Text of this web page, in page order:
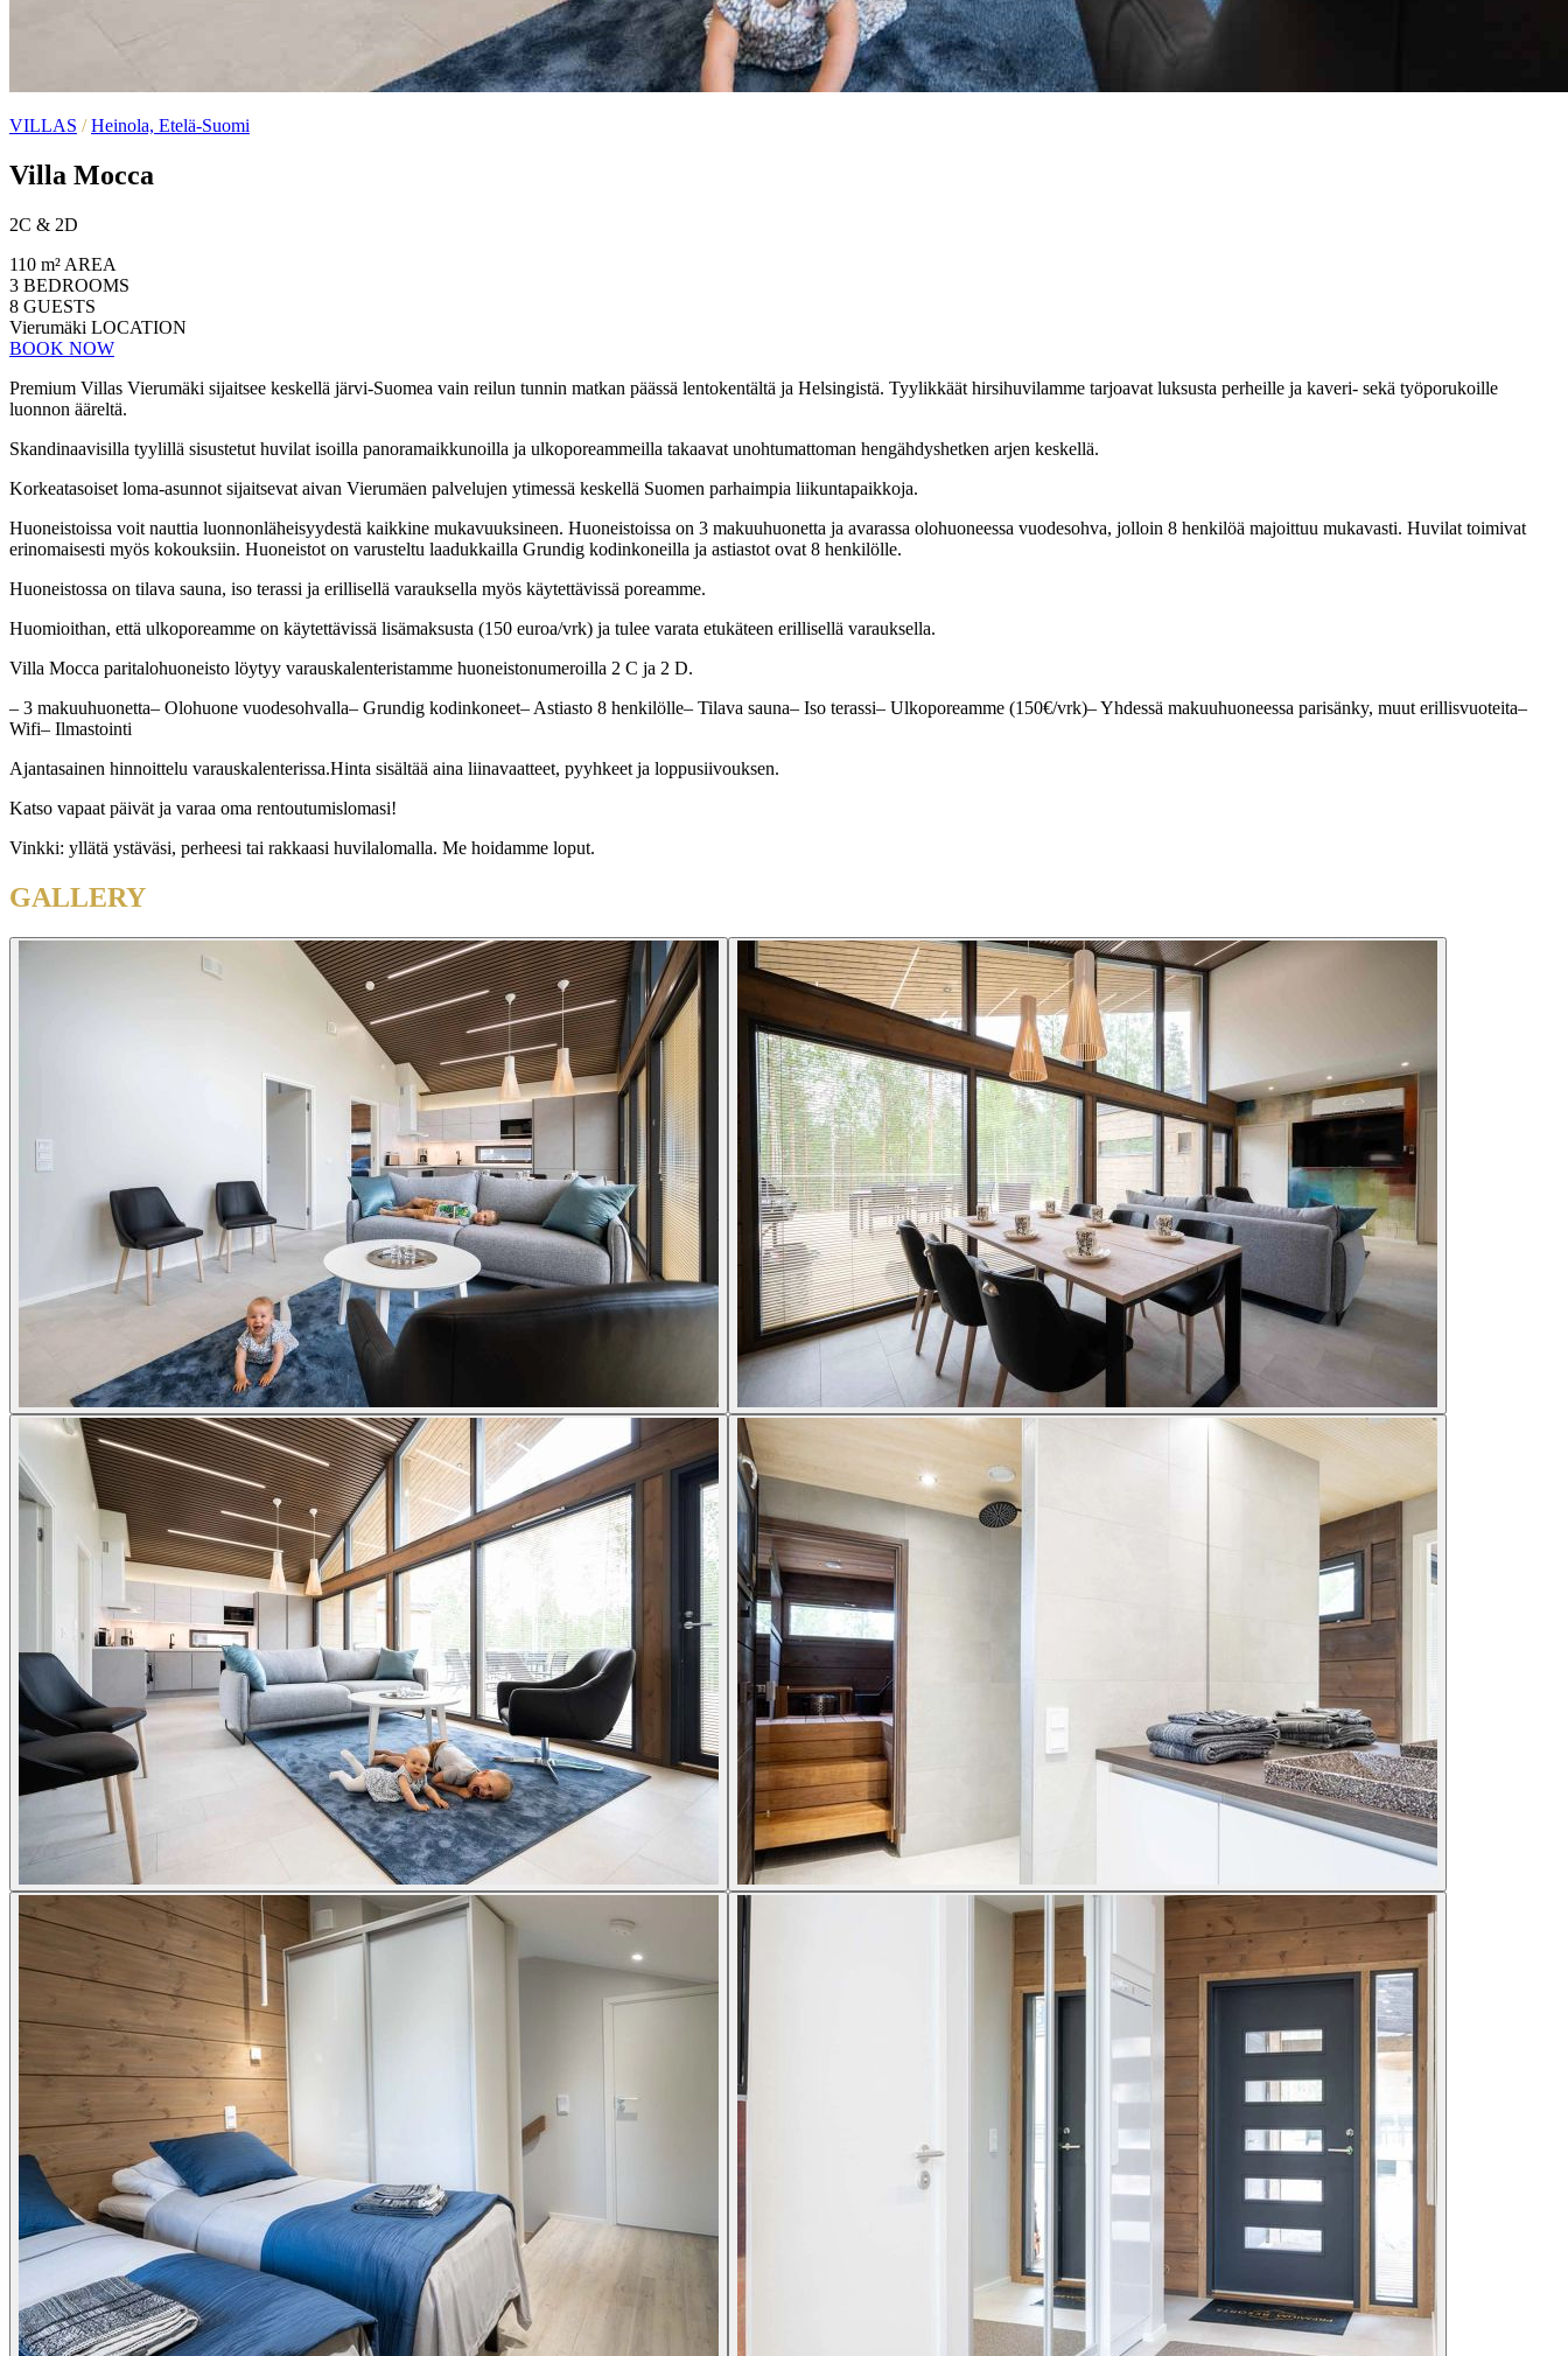
VILLAS /Heinola, Etelä-Suomi
Villa Mocca
2C & 2D
110 m² AREA
3 BEDROOMS
8 GUESTS
Vierumäki LOCATION
BOOK NOW
Premium Villas Vierumäki sijaitsee keskellä järvi-Suomea vain reilun tunnin matkan päässä lentokentältä ja Helsingistä. Tyylikkäät hirsihuvilamme tarjoavat luksusta perheille ja kaveri- sekä työporukoille
luonnon ääreltä.
Skandinaavisilla tyylillä sisustetut huvilat isoilla panoramaikkunoilla ja ulkoporeammeilla takaavat unohtumattoman hengähdyshetken arjen keskellä.
Korkeatasoiset loma-asunnot sijaitsevat aivan Vierumäen palvelujen ytimessä keskellä Suomen parhaimpia liikuntapaikkoja.
Huoneistoissa voit nauttia luonnonläheisyydestä kaikkine mukavuuksineen. Huoneistoissa on 3 makuuhuonetta ja avarassa olohuoneessa vuodesohva, jolloin 8 henkilöä majoittuu mukavasti. Huvilat toimivat
erinomaisesti myös kokouksiin. Huoneistot on varusteltu laadukkailla Grundig kodinkoneilla ja astiastot ovat 8 henkilölle.
Huoneistossa on tilava sauna, iso terassi ja erillisellä varauksella myös käytettävissä poreamme.
Huomioithan, että ulkoporeamme on käytettävissä lisämaksusta (150 euroa/vrk) ja tulee varata etukäteen erillisellä varauksella.
Villa Mocca paritalohuoneisto löytyy varauskalenteristamme huoneistonumeroilla 2 C ja 2 D.
– 3 makuuhuonetta– Olohuone vuodesohvalla– Grundig kodinkoneet– Astiasto 8 henkilölle– Tilava sauna– Iso terassi– Ulkoporeamme (150€/vrk)– Yhdessä makuuhuoneessa parisänky, muut erillisvuoteita–
Wifi– Ilmastointi
Ajantasainen hinnoittelu varauskalenterissa.Hinta sisältää aina liinavaatteet, pyyhkeet ja loppusiivouksen.
Katso vapaat päivät ja varaa oma rentoutumislomasi!
Vinkki: yllätä ystäväsi, perheesi tai rakkaasi huvilalomalla. Me hoidamme loput.
GALLERY